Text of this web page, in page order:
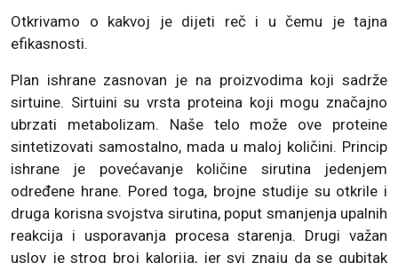
Otkrivamo o kakvoj je dijeti reč i u čemu je tajna
efikasnosti.
Plan ishrane zasnovan je na proizvodima koji sadrže
sirtuine. Sirtuini su vrsta proteina koji mogu značajno
ubrzati metabolizam. Naše telo može ove proteine
sintetizovati samostalno, mada u maloj količini. Princip
ishrane je povećavanje količine sirutina jedenjem
određene hrane. Pored toga, brojne studije su otkrile i
druga korisna svojstva sirutina, poput smanjenja upalnih
reakcija i usporavanja procesa starenja. Drugi važan
uslov je strog broj kalorija, jer svi znaju da se gubitak